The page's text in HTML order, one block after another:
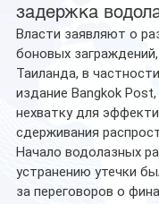
задержка
Власти заявляют о
боновых
Таиланда, в
издание Bangkok
нехватку для
сдерживания
Начало водолазных
устранению утечки
за переговоров о